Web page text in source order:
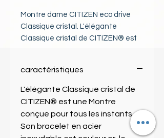
Montre dame CITIZEN eco drive
Classique cristal. L'élégante
Classique cristal de CITIZEN® est
inoxydable est couleur or, le boîtier
couleur or est également rehaussé
d'élégants cristaux. Son design
jonc permet de la porter seule ou
avec plusieurs bracelets pour créer
caractéristiques
L'élégante Classique cristal de
CITIZEN® est une Montre
conçue pour tous les instants.
Son bracelet en acier